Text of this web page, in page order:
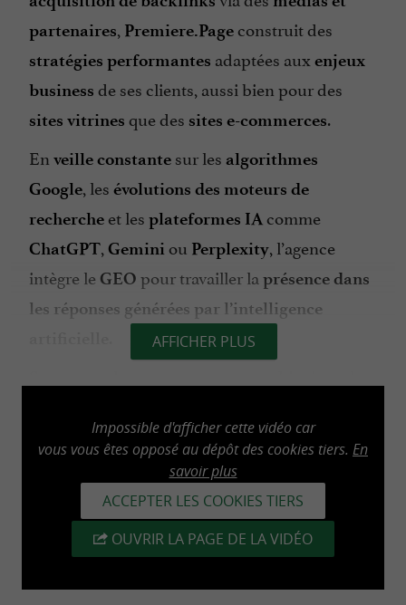
partenaires, Premiere.Page construit des
stratégies performantes adaptées aux enjeux
business de ses clients, aussi bien pour des
sites vitrines que des sites e-commerces.
En veille constante sur les algorithmes
Google, les évolutions des moteurs de
recherche et les plateformes IA comme
ChatGPT, Gemini ou Perplexity, l’agence
intègre le GEO pour travailler la présence dans
les réponses générées par l’intelligence
analyse de données, destratégie éditoriale
et de marketing digital, afin d’améliorer le
positionnement, la notoriété de marque
visibilité sur internet.
Premiere.Pagese distingue par une
méthodologie orientée résultats,mesurableet
AFFICHER PLUS
Impossible d'afficher cette vidéo car
vous vous êtes opposé au dépôt des cookies tiers. En
savoir plus
ACCEPTER LES COOKIES TIERS
OUVRIR LA PAGE DE LA VIDÉO